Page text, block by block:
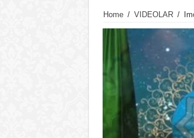
Home / VIDЕOLAR /